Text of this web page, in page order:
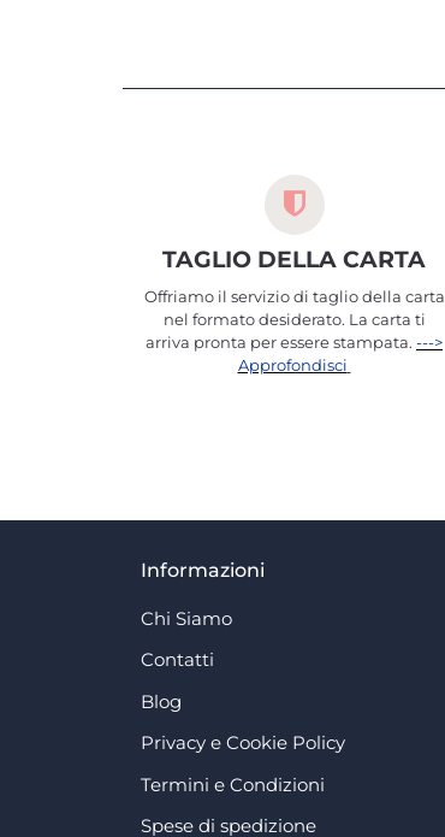
TAGLIO DELLA CARTA
Offriamo il servizio di taglio della carta
nel formato desiderato. La carta ti
arriva pronta per essere stampata. --->
Approfondisci
Informazioni
Chi Siamo
Contatti
Blog
Privacy e Cookie Policy
Termini e Condizioni
Spese di spedizione